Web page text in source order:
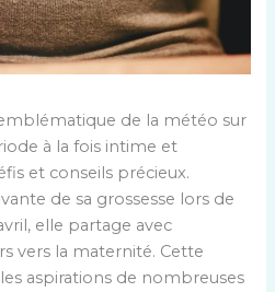
de la météo sur
à la fois intime et
et conseils précieux.
de sa grossesse lors de
elle partage avec
vers la maternité. Cette
aspirations de nombreuses